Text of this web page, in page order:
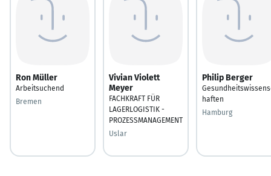
Ron Müller
Arbeitsuchend
Bremen
Vivian Violett
Meyer
FACHKRAFT FÜR
LAGERLOGISTIK -
PROZESSMANAGEMENT
Uslar
Philip Berger
haften
Hamburg